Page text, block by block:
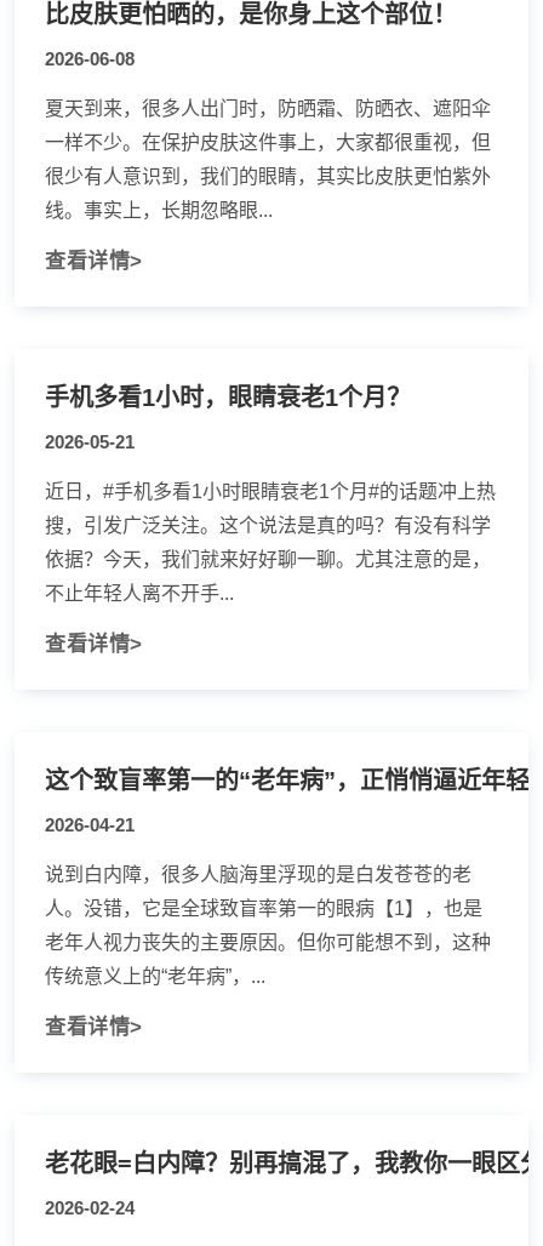
比皮肤更怕晒的，是你身上这个部位！
2026-06-08
夏天到来，很多人出门时，防晒霜、防晒衣、遮阳伞
一样不少。在保护皮肤这件事上，大家都很重视，但
很少有人意识到，我们的眼睛，其实比皮肤更怕紫外
线。事实上，长期忽略眼...
查看详情>
手机多看1小时，眼睛衰老1个月？
2026-05-21
近日，#手机多看1小时眼睛衰老1个月#的话题冲上热
搜，引发广泛关注。这个说法是真的吗？有没有科学
依据？今天，我们就来好好聊一聊。尤其注意的是，
不止年轻人离不开手...
查看详情>
这个致盲率第一的“老年病”，正悄悄逼近年轻
2026-04-21
说到白内障，很多人脑海里浮现的是白发苍苍的老
人。没错，它是全球致盲率第一的眼病【1】，也是
老年人视力丧失的主要原因。但你可能想不到，这种
传统意义上的“老年病”，...
查看详情>
老花眼=白内障？别再搞混了，我教你一眼区分
2026-02-24